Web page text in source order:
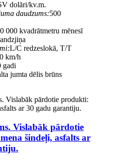
dolāri/kv.m.
daudzums:500
000 kvadrātmetru mēnesī
L/C redzeslokā, T/T
km/h
gadi
jumta dēlis brūns
Vislabāk pārdotie
šindeļi, asfalts ar